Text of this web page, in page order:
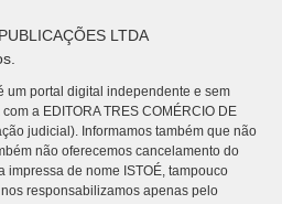
LTDA
um portal digital independente e sem
a EDITORA TRES COMÉRCIO DE
judicial). Informamos também que não
não oferecemos cancelamento do
impressa de nome ISTOÉ, tampouco
responsabilizamos apenas pelo